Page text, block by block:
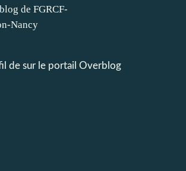
de sur le portail Overblog